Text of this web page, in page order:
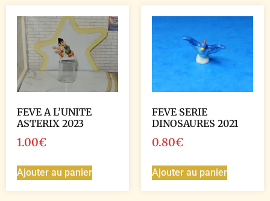
FEVE A L’UNITE
ASTERIX 2023
1.00€
Ajouter au panier
FEVE SERIE
DINOSAURES 2021
0.80€
Ajouter au panier